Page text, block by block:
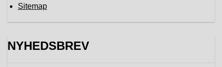
Sitemap
NYHEDSBREV